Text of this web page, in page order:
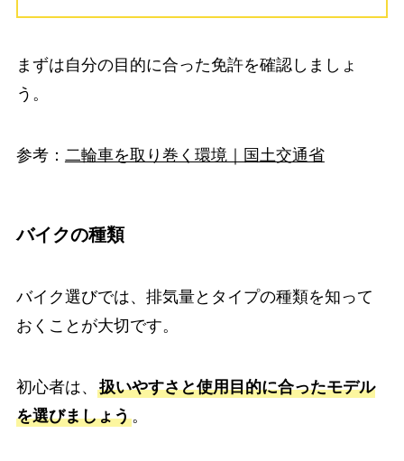
まずは自分の目的に合った免許を確認しましょ
う。
参考： 二輪車を取り巻く環境｜国土交通省
バイクの種類
バイク選びでは、排気量とタイプの種類を知って
おくことが大切です。
初心者は、 扱いやすさと使用目的に合ったモデル
を選びましょう。